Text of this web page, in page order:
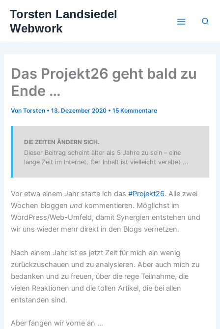
Inhalt
springen
Torsten Landsiedel
Webwork
Das Projekt26 geht bald zu
Ende …
VonTorsten •13. Dezember 2020 •15 Kommentare
DIE ZEITEN ÄNDERN SICH.
Dieser Beitrag scheint älter als 5 Jahre zu sein – eine
lange Zeit im Internet. Der Inhalt ist vielleicht veraltet ...
Vor etwa einem Jahr starte ich das#Projekt26. Alle zwei
Wochen bloggen und kommentieren. Möglichst im
WordPress/Web-Umfeld, damit Synergien entstehen und
wir uns wieder mehr direkt in den Blogs vernetzen.
Nach einem Jahr ist es jetzt Zeit für mich ein wenig
zurückzuschauen und zu analysieren. Aber auch mich zu
bedanken und zu freuen, über die rege Teilnahme, die
vielen Reaktionen und die tollen Artikel, die bei allen
entstanden sind.
Aber fangen wir vorne an …